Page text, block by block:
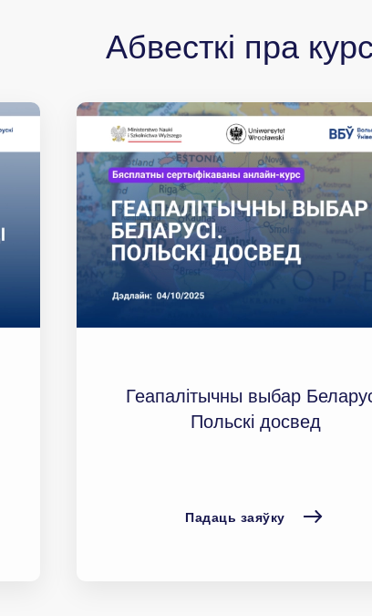
Абвесткі пра
Геапалітычны выбар
Польскі досвед
Падаць заяўку